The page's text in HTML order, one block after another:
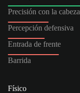
Precisión con la cabeza
Percepción defensiva
Entrada de frente
Barrida
Físico